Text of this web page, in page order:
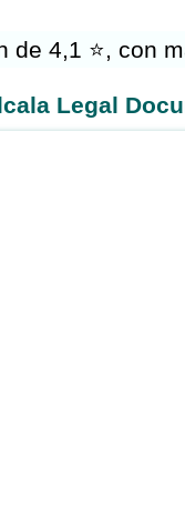
de 4,1 ⭐, con
Legal